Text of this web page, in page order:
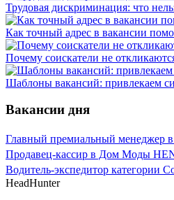
Трудовая дискриминация: что
Как точный адрес в вакансии
Почему соискатели не
Шаблоны вакансий: привлекаем
Вакансии дня
Главный премиальный менеджер
Продавец-кассир в Дом Моды
Водитель-экспедитор категории С
HeadHunter